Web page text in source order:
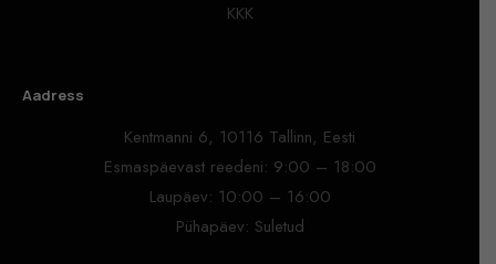
KKK
Aadress
Kentmanni 6, 10116 Tallinn, Eesti
Esmaspäevast reedeni: 9:00 – 18:00
Laupäev: 10:00 – 16:00
Pühapäev: Suletud